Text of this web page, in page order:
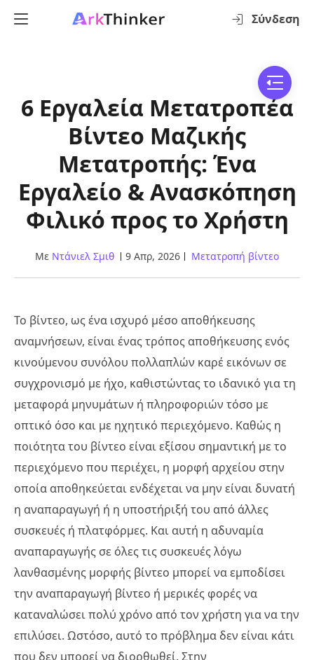
Σύνδεση
6 Εργαλεία Μετατροπέα
Βίντεο Μαζικής
Μετατροπής: Ένα
Εργαλείο & Ανασκόπηση
Φιλικό προς το Χρήστη
Με Ντάνιελ Σμιθ 9 Απρ, 2026 Μετατροπή βίντεο
Το βίντεο, ως ένα ισχυρό μέσο αποθήκευσης
αναμνήσεων, είναι ένας τρόπος αποθήκευσης ενός
κινούμενου συνόλου πολλαπλών καρέ εικόνων σε
συγχρονισμό με ήχο, καθιστώντας το ιδανικό για τη
μεταφορά μηνυμάτων ή πληροφοριών τόσο με
οπτικό όσο και με ηχητικό περιεχόμενο. Καθώς η
ποιότητα του βίντεο είναι εξίσου σημαντική με το
περιεχόμενο που περιέχει, η μορφή αρχείου στην
οποία αποθηκεύεται ενδέχεται να μην είναι δυνατή
η αναπαραγωγή ή η υποστήριξή του από άλλες
συσκευές ή πλατφόρμες. Και αυτή η αδυναμία
αναπαραγωγής σε όλες τις συσκευές λόγω
λανθασμένης μορφής βίντεο μπορεί να εμποδίσει
την αναπαραγωγή βίντεο ή μερικές φορές να
καταναλώσει πολύ χρόνο από τον χρήστη για να την
επιλύσει. Ωστόσο, αυτό το πρόβλημα δεν είναι κάτι
που δεν μπορεί να διορθωθεί. Στην